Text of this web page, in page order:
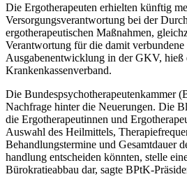
Die Ergotherapeuten erhielten künftig
Versorgungsverantwortung bei der
ergotherapeutischen Maßnahmen,
Verantwortung für die damit
Ausgabenentwicklung in der GKV, hieß
Krankenkassenverband.
Die Bundespsychotherapeutenkammer
Nachfrage hinter die Neuerungen. Die
die Ergotherapeutinnen und
Auswahl des Heil­mittels,
Behandlungstermine und Gesamtdauer
hand­lung entscheiden könnten, stelle
Bürokratieabbau dar, sagte BPtK-